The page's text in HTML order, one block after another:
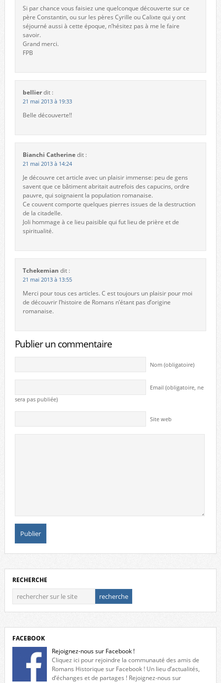
Si par chance vous faisiez une quelconque découverte sur ce
père Constantin, ou sur les pères Cyrille ou Calixte qui y ont
séjourné aussi à cette époque, n’hésitez pas à me le faire
savoir.
Grand merci.
FPB
bellierdit :
21 mai 2013 à 19:33
Belle découverte!!
Bianchi Catherinedit :
21 mai 2013 à 14:24
Je découvre cet article avec un plaisir immense: peu de gens
savent que ce bâtiment abritait autrefois des capucins, ordre
pauvre, qui soignaient la population romanaise.
Ce couvent comporte quelques pierres issues de la destruction
de la citadelle.
Joli hommage à ce lieu paisible qui fut lieu de prière et de
spiritualité.
Tchekemian dit :
21 mai 2013 à 13:55
Merci pour tous ces articles. C est toujours un plaisir pour moi
de découvrir l’histoire de Romans n’étant pas d’origine
romanaise.
Publier un commentaire
Nom (obligatoire)
Email (obligatoire, ne
sera pas publiée)
Site web
RECHERCHE
FACEBOOK
Rejoignez-nous sur Facebook !
Cliquez ici pour rejoindre la communauté des amis de
Romans Historique sur Facebook ! Un lieu d’actualités,
d’échanges et de partages ! Rejoignez-nous sur